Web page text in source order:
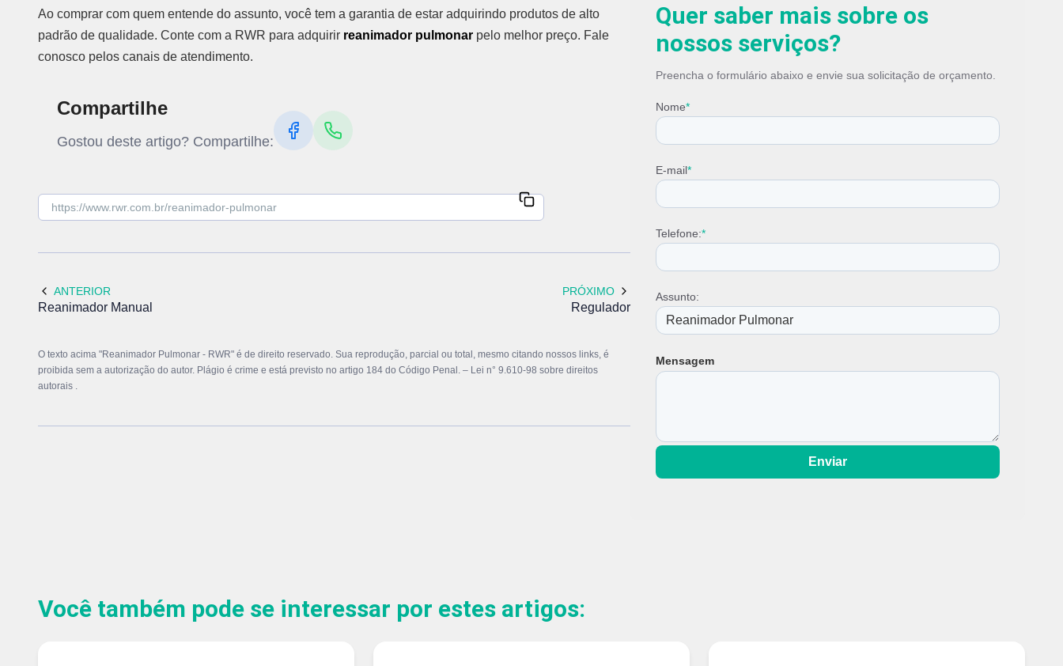
Ao comprar com quem entende do assunto, você tem a garantia de estar adquirindo produtos de alto
padrão de qualidade. Conte com a RWR para adquirir reanimador pulmonar pelo melhor preço. Fale
conosco pelos canais de atendimento.
Compartilhe
Gostou deste artigo? Compartilhe:
ANTERIOR
Reanimador Manual
PRÓXIMO
Regulador
O texto acima "Reanimador Pulmonar - RWR" é de direito reservado. Sua reprodução, parcial ou total, mesmo citando nossos links, é
proibida sem a autorização do autor. Plágio é crime e está previsto no artigo 184 do Código Penal. – Lei n° 9.610-98 sobre direitos
autorais .
Quer saber mais sobre os
nossos serviços?
Preencha o formulário abaixo e envie sua solicitação de orçamento.
Nome*
E-mail*
Telefone:*
Assunto:
Mensagem
Enviar
Você também pode se interessar por estes artigos: